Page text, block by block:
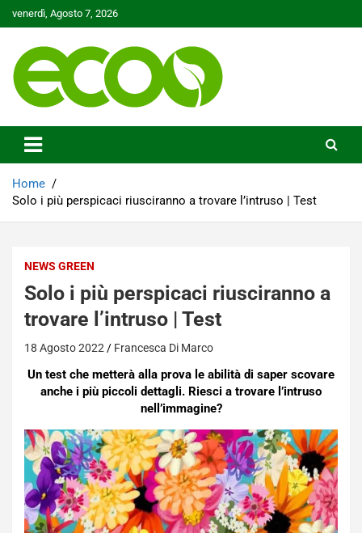
to
venerdì, Agosto 7, 2026
Ecoo.it
Home
Solo i più perspicaci riusciranno a trovare l’intruso | Test
NEWS GREEN
Solo i più perspicaci riusciranno a
trovare l’intruso | Test
18 Agosto 2022 Francesca Di Marco
Un test che metterà alla prova le abilità di saper scovare
anche i più piccoli dettagli. Riesci a trovare l’intruso
nell’immagine?